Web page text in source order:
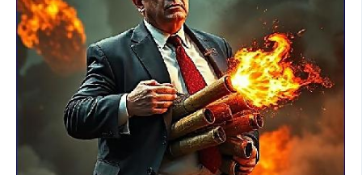
TÉMATA
NEJČTENĚJŠÍ ZA 7 DNÍ
PŘÍSPĚVKY NA PROVOZ
SOCIÁLNÍ SÍTĚ